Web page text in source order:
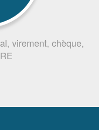
virement, chèque,